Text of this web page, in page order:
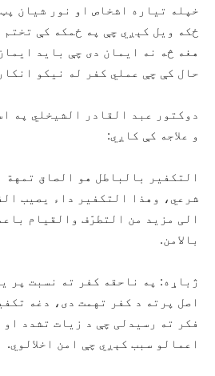
خپله تیاره اشخاص او نور شیان
ځکه ویل کېږي چې په ځمکه کې تختم
هغه څه نه ایمان دی چې باید
حال کې چې عملي کفر له نیکو
دوکتور عبد القادر الشیخلي په
و علاجه کې کاږي:
التکفیر بالباطل هو الصاق تمهة
شرعي، وهذا التکفیر داء یصیب
الی مزید من التطرّف والقیام
بالامن.
ژباړه: په ناحقه کفر ته نسبت پر
اصل پرته د کفر تهمت دی، دغه
فکر ته رسیدلی چې د زیات تشدد
اعمالو سبب کېږي چې امن اخلالوي.